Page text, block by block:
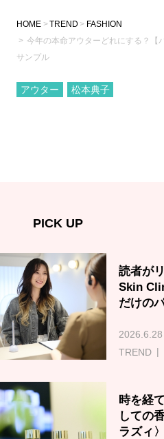
HOME TREND
FASHION
今年の本命アウターどれにする？【
サンプル
アウター 松本典子
PICK UP
読者が
Skin
だけの
2026.6.28
TREND
時を経
しての
ラズィ〉